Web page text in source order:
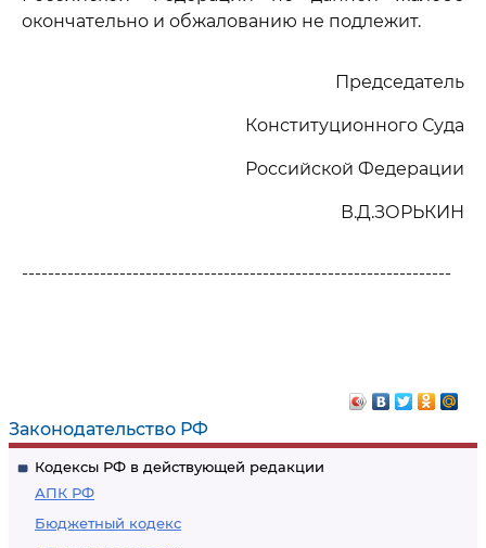
Законодательство РФ
Кодексы РФ в действующей редакции
АПК РФ
Бюджетный кодекс
окончательно и обжалованию не подлежит.
Председатель
Конституционного Суда
Российской Федерации
В.Д.ЗОРЬКИН
------------------------------------------------------------------